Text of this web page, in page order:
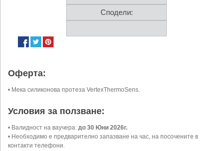
Сподели:
Оферта:
• Мека силиконова протеза VertexThermoSens.
Условия за ползване:
• Валидност на ваучера: до 30 Юни 2026г.
• Необходимо е предварително запазване на час, на посочените в
контакти телефони.